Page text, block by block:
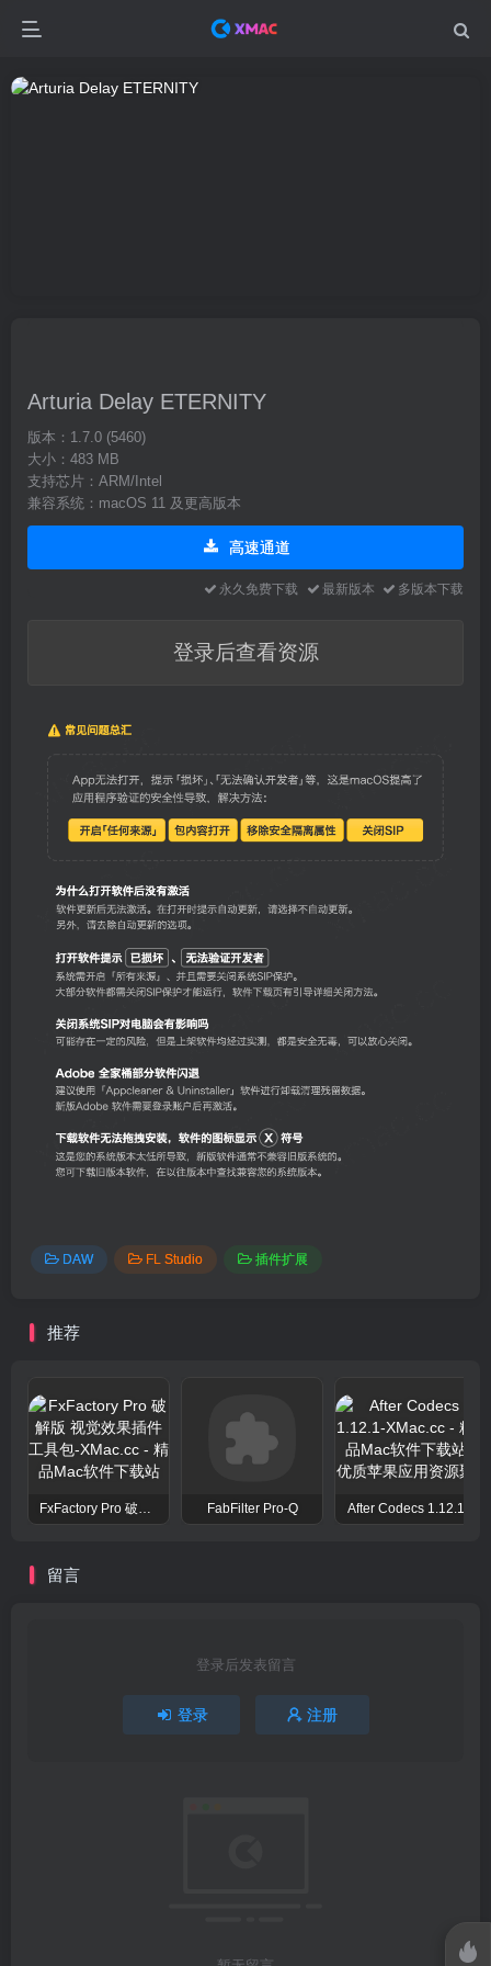
Arturia Delay ETERNITY
版本：1.7.0 (5460)
大小：483 MB
支持芯片：ARM/Intel
兼容系统：macOS 11 及更高版本
高速通道
永久免费下载 最新版本 多版本下载
登录后查看资源
DAW FL Studio 插件扩展
推荐
FxFactory Pro 破解版 视觉效果插件工具包 FabFilter Pro-Q After Codecs 1.12.1
留言
登录后发表留言
登录 注册